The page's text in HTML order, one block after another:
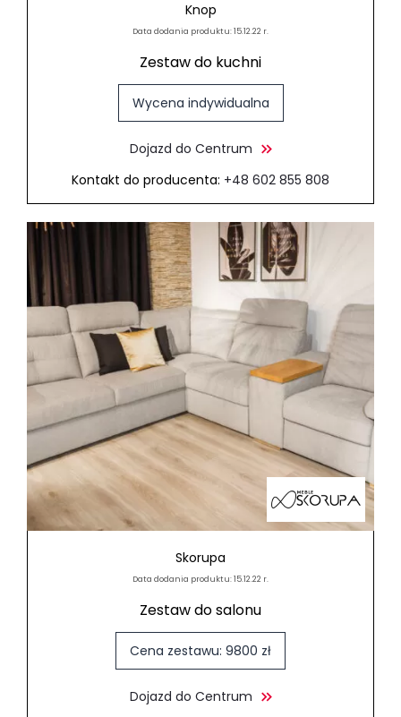
Knop
Data dodania produktu: 15.12.22 r.
Zestaw do kuchni
Wycena indywidualna
Dojazd do Centrum
Kontakt do producenta: +48 602 855 808
Skorupa
Data dodania produktu: 15.12.22 r.
Zestaw do salonu
Cena zestawu: 9800 zł
Dojazd do Centrum